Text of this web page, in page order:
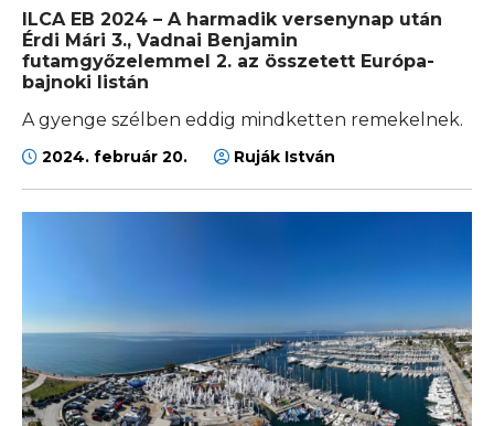
ILCA EB 2024 – A harmadik versenynap után
Érdi Mári 3., Vadnai Benjamin
futamgyőzelemmel 2. az összetett Európa-
bajnoki listán
A gyenge szélben eddig mindketten remekelnek.
2024. február 20. Ruják István